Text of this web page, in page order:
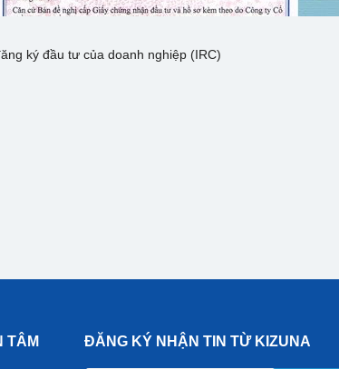
ký đầu tư của doanh nghiệp (IRC)
TÂM ĐĂNG KÝ NHẬN TIN TỪ KIZUNA